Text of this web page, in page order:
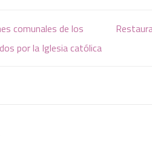
comunales de los
por la Iglesia católica